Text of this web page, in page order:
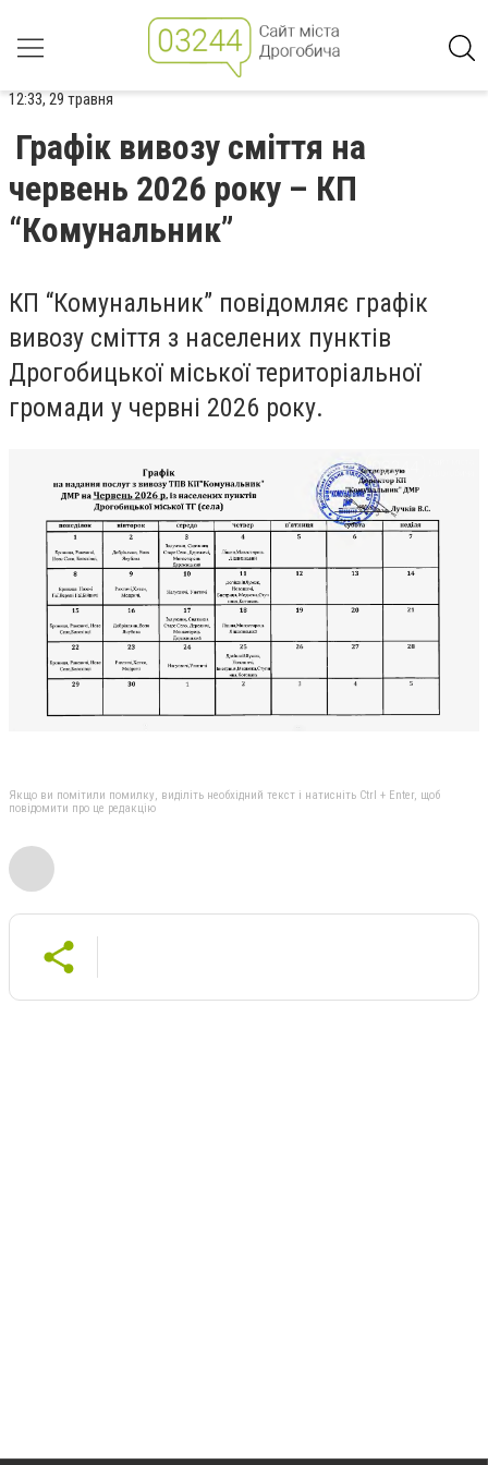
12:33, 29 травня
Графік вивозу сміття на
червень 2026 року – КП
“Комунальник”
КП “Комунальник” повідомляє графік
вивозу сміття з населених пунктів
Дрогобицької міської територіальної
громади у червні 2026 року.
Якщо ви помітили помилку, виділіть необхідний текст і натисніть Ctrl + Enter, щоб
повідомити про це редакцію